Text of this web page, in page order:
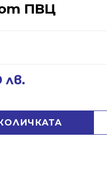
от ПВЦ
лв.